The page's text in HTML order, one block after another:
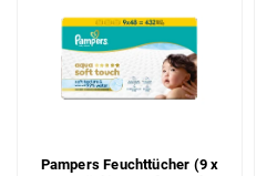
Pampers Feuchttücher (9 x